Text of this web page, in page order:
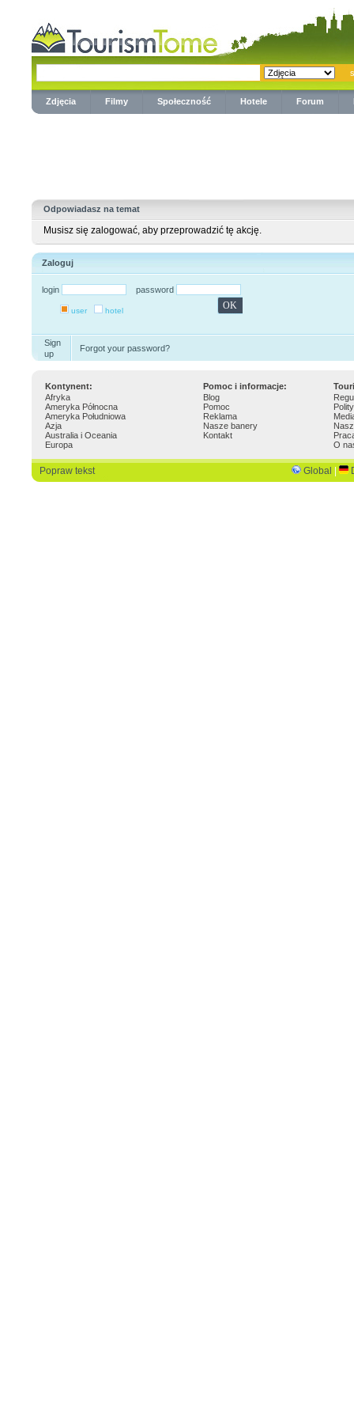
Zdjęcia Filmy Społeczność Hotele Forum
Odpowiadasz na temat
Musisz się zalogować, aby przeprowadzić tę akcję.
Zaloguj
login password
user hotel
Sign
up
Forgot your password?
Kontynent: Pomoc i informacje:
Afryka
Ameryka Północna
Ameryka Południowa
Azja
Australia i Oceania
Europa
Blog
Pomoc
Reklama
Nasze banery
Kontakt
O
Popraw tekst Global